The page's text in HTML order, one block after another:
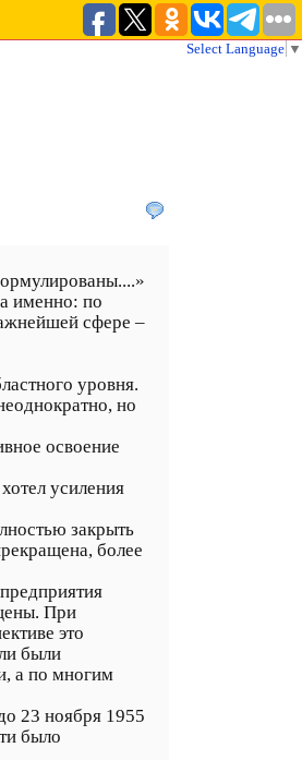
Select Language ▼
именно: по
сфере –
уровня.
но
освоение
усиления
закрыть
более
При
это
были
а по многим
23 ноября 1955
было